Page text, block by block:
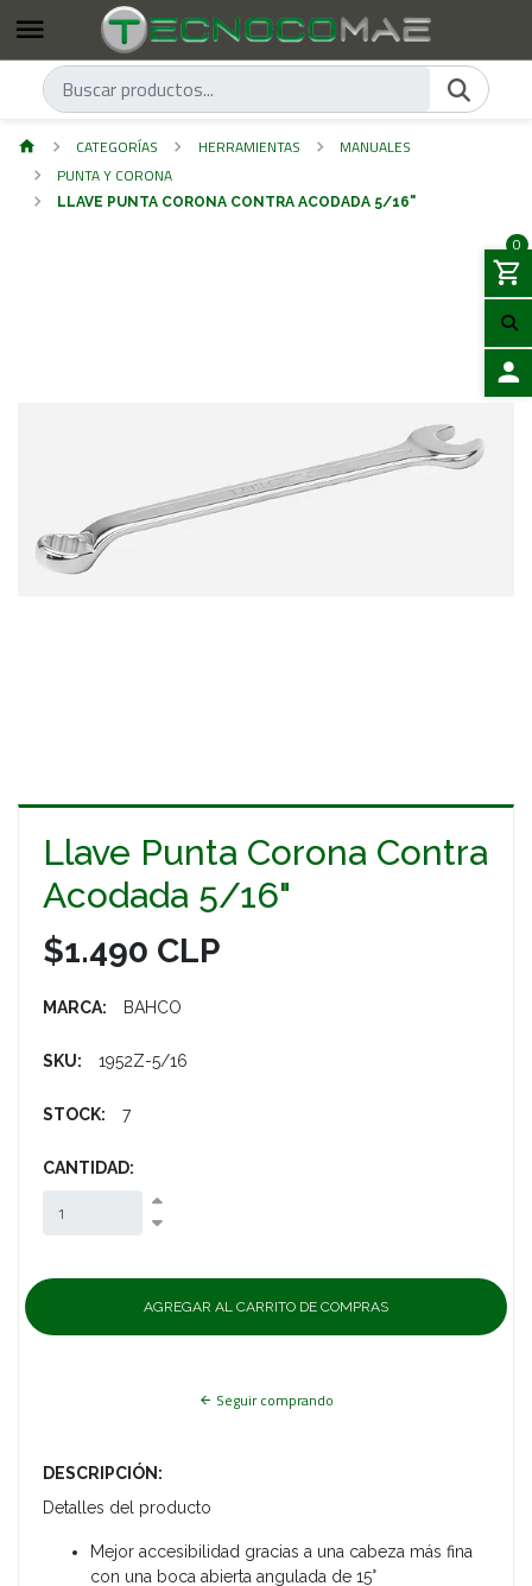
0
CATEGORÍAS HERRAMIENTAS
MANUALES
PUNTA Y CORONA
LLAVE PUNTA CORONA CONTRA ACODADA 5/16"
Llave Punta Corona Contra
Acodada 5/16"
$1.490 CLP
MARCA: BAHCO
SKU: 1952Z-5/16
STOCK: 7
CANTIDAD:
Seguir comprando
DESCRIPCIÓN:
Detalles del producto
Mejor accesibilidad gracias a una cabeza más fina
con una boca abierta angulada de 15°